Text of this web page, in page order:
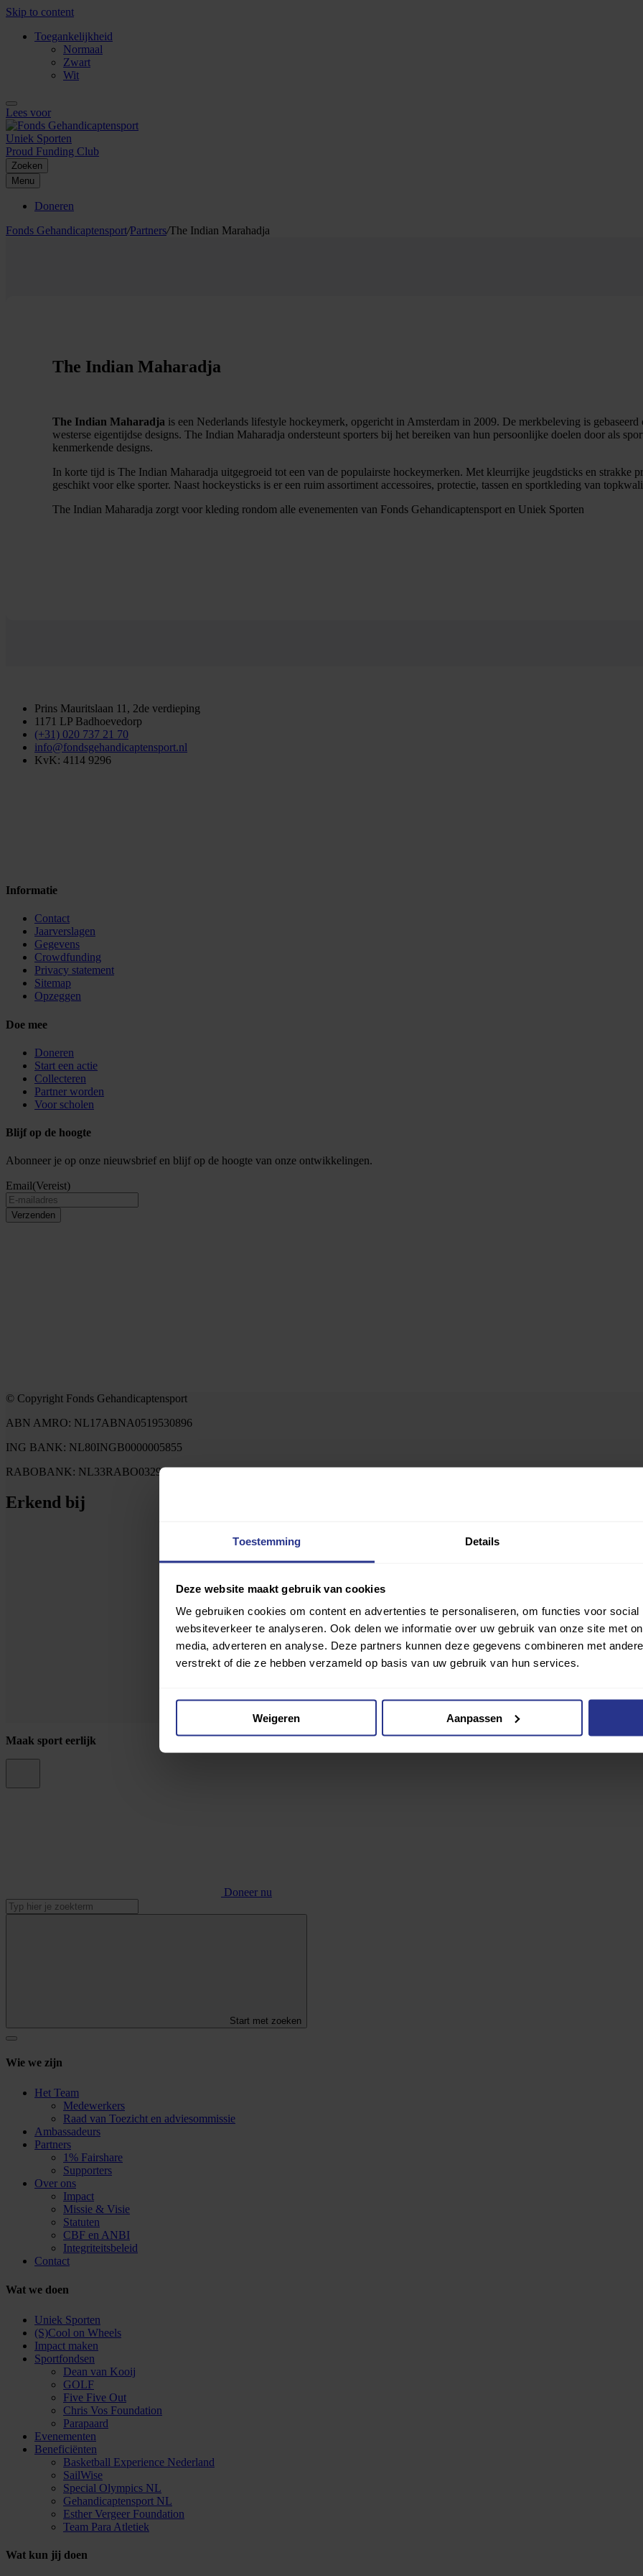
Toestemming Details
Deze website maakt gebruik van cookies
We gebruiken cookies om content en advertenties te personaliseren, om functies voor
websiteverkeer te analyseren. Ook delen we informatie over uw gebruik van onze site met
media, adverteren en analyse. Deze partners kunnen deze gegevens combineren met
verstrekt of die ze hebben verzameld op basis van uw gebruik van hun services.
Weigeren Aanpassen
Skip to content
Toegankelijkheid
Normaal
Zwart
Wit
Lees voor
Uniek Sporten
Proud Funding Club
Zoeken
Menu
Doneren
Fonds Gehandicaptensport/Partners/The Indian Marahadja
The Indian Maharadja
The Indian Maharadja is een Nederlands lifestyle hockeymerk, opgericht in Amsterdam in 2009. De merkbeleving is gebaseerd
westerse eigentijdse designs. The Indian Maharadja ondersteunt sporters bij het bereiken van hun persoonlijke doelen door als
kenmerkende designs.
In korte tijd is The Indian Maharadja uitgegroeid tot een van de populairste hockeymerken. Met kleurrijke jeugdsticks en strakke
geschikt voor elke sporter. Naast hockeysticks is er een ruim assortiment accessoires, protectie, tassen en sportkleding van
The Indian Maharadja zorgt voor kleding rondom alle evenementen van Fonds Gehandicaptensport en Uniek Sporten
Prins Mauritslaan 11, 2de verdieping
1171 LP Badhoevedorp
(+31) 020 737 21 70
info@fondsgehandicaptensport.nl
KvK: 4114 9296
Informatie
Contact
Jaarverslagen
Gegevens
Crowdfunding
Privacy statement
Sitemap
Opzeggen
Doe mee
Doneren
Start een actie
Collecteren
Partner worden
Voor scholen
Blijf op de hoogte
Abonneer je op onze nieuwsbrief en blijf op de hoogte van onze ontwikkelingen.
Email(Vereist)
Verzenden
© Copyright Fonds Gehandicaptensport
ABN AMRO: NL17ABNA0519530896
ING BANK: NL80INGB0000005855
RABOBANK: NL33RABO0329881426
Erkend bij
Maak sport eerlijk
Doneer nu
Start met zoeken
Wie we zijn
Het Team
Medewerkers
Raad van Toezicht en adviesommissie
Ambassadeurs
Partners
1% Fairshare
Supporters
Over ons
Impact
Missie & Visie
Statuten
CBF en ANBI
Integriteitsbeleid
Contact
Wat we doen
Uniek Sporten
(S)Cool on Wheels
Impact maken
Sportfondsen
Dean van Kooij
GOLF
Five Five Out
Chris Vos Foundation
Parapaard
Evenementen
Beneficiënten
Basketball Experience Nederland
SailWise
Special Olympics NL
Gehandicaptensport NL
Esther Vergeer Foundation
Team Para Atletiek
Wat kun jij doen